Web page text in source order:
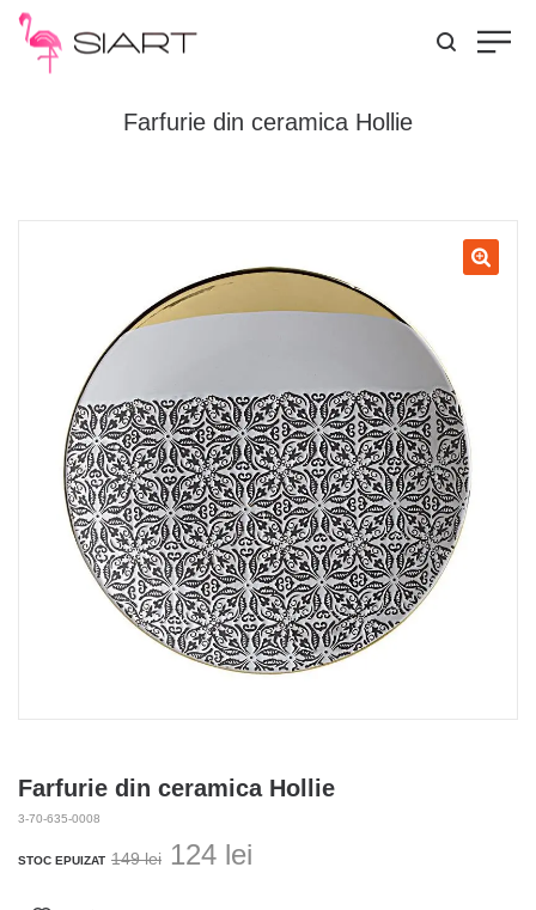
Farfurie din ceramica Hollie
Farfurie din ceramica Hollie
3-70-635-0008
STOC EPUIZAT 149lei Prețul
124 lei